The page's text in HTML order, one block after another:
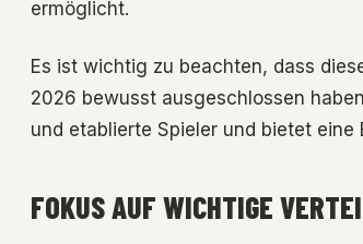
ermöglicht.
Es ist wichtig zu beachten, dass
2026 bewusst ausgeschlossen
und etablierte Spieler und bietet
FOKUS AUF WICHTIGE